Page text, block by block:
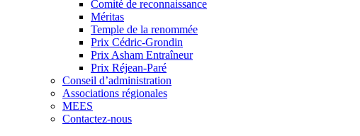
Comité de reconnaissance
Méritas
Temple de la renommée
Prix Cédric-Grondin
Prix Asham Entraîneur
Prix Réjean-Paré
Conseil d’administration
Associations régionales
MEES
Contactez-nous